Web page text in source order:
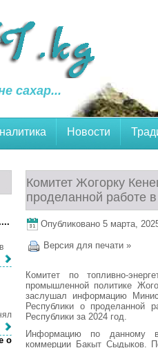
сахар...
Новости
Комитет Жогорку
проделанной работе
Опубликовано 5 марта,
Версия для печати »
Комитет по топливно-
промышленной политике
заслушал информацию
Республики о проделанной
Республики за 2024 год.
Информацию по данному
коммерции Бакыт Сыдыков.
.
о